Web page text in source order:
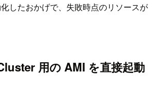
したおかげで、失敗時点のリソースが
用の AMI を直接起動